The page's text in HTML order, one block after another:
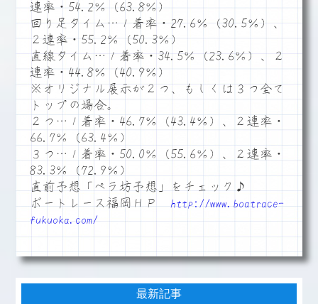
連率・54.2％（63.8％）
回り足タイム…１着率・27.6％（30.5％）、
２連率・55.2％（50.3％）
直線タイム…１着率・34.5％（23.6％）、２
連率・44.8％（40.9％）
※オリジナル展示が２つ、もしくは３つ全て
トップの場合。
２つ…１着率・46.7％（43.4％）、２連率・
66.7％（63.4％）
３つ…１着率・50.0％（55.6％）、２連率・
83.3％（72.9％）
直前予想「ペラ坊予想」をチェック♪
ボートレース福岡ＨＰhttp://www.boatrace-
fukuoka.com/
最新記事